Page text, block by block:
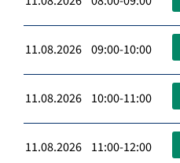
11.08.2026 09:00-10:00
11.08.2026 10:00-11:00
11.08.2026 11:00-12:00